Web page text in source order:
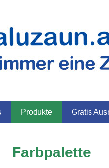
Produkte Gratis
Farbpalette